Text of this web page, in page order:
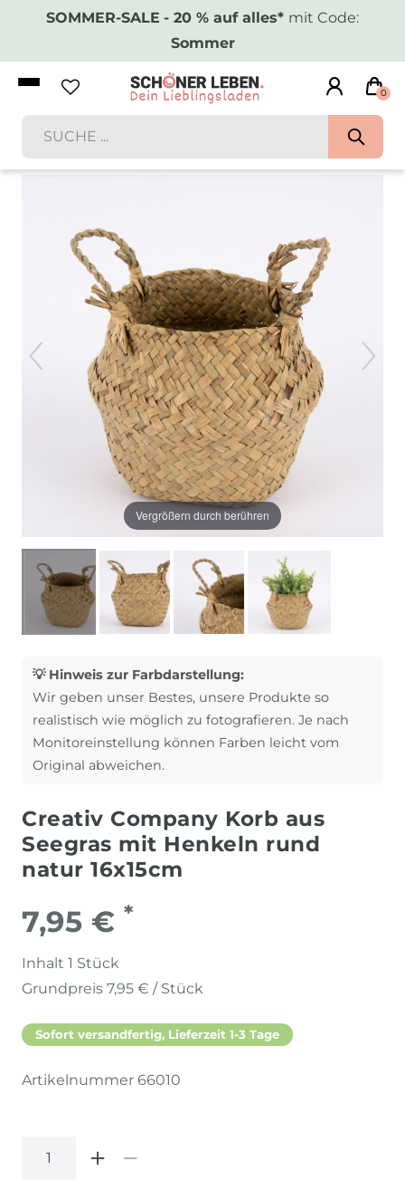
SOMMER-SALE - 20 % auf alles* mit Code:
Sommer
0
Vergrößern durch berühren
💡 Hinweis zur Farbdarstellung:
Wir geben unser Bestes, unsere Produkte so
realistisch wie möglich zu fotografieren. Je nach
Monitoreinstellung können Farben leicht vom
Original abweichen.
Creativ Company Korb aus
Seegras mit Henkeln rund
natur 16x15cm
7,95 € *
Inhalt 1 Stück
Grundpreis 7,95 € / Stück
Sofort versandfertig, Lieferzeit 1-3 Tage
Artikelnummer 66010